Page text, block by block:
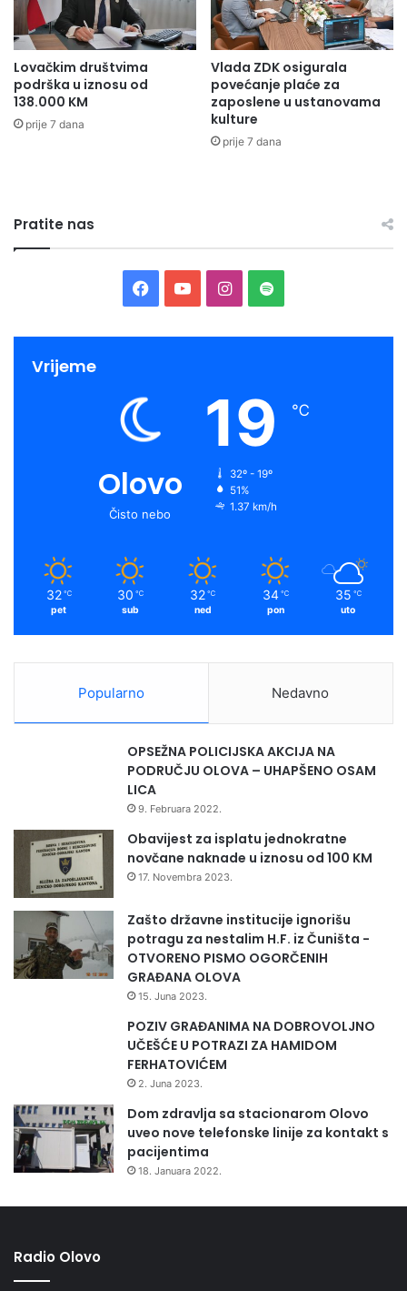
Lovačkim društvima
podrška u iznosu od
138.000 KM
prije 7 dana
Vlada ZDK osigurala
povećanje plaće za
zaposlene u ustanovama
kulture
prije 7 dana
Pratite nas
Facebook
YouTubeInstagram
Spotify
Vrijeme
Olovo
Čisto nebo
19 ℃
32º - 19º
51%
1.37 km/h
32 ℃
pet
30 ℃
sub
32 ℃
ned
34 ℃
pon
35 ℃
uto
Popularno Nedavno
OPSEŽNA POLICIJSKA AKCIJA NA
PODRUČJU OLOVA – UHAPŠENO OSAM
LICA
9. Februara 2022.
Obavijest za isplatu jednokratne
novčane naknade u iznosu od 100 KM
17. Novembra 2023.
Zašto državne institucije ignorišu
potragu za nestalim H.F. iz Čuništa -
OTVORENO PISMO OGORČENIH
GRAĐANA OLOVA
15. Juna 2023.
POZIV GRAĐANIMA NA DOBROVOLJNO
UČEŠĆE U POTRAZI ZA HAMIDOM
FERHATOVIĆEM
2. Juna 2023.
Dom zdravlja sa stacionarom Olovo
uveo nove telefonske linije za kontakt s
pacijentima
18. Januara 2022.
Radio Olovo